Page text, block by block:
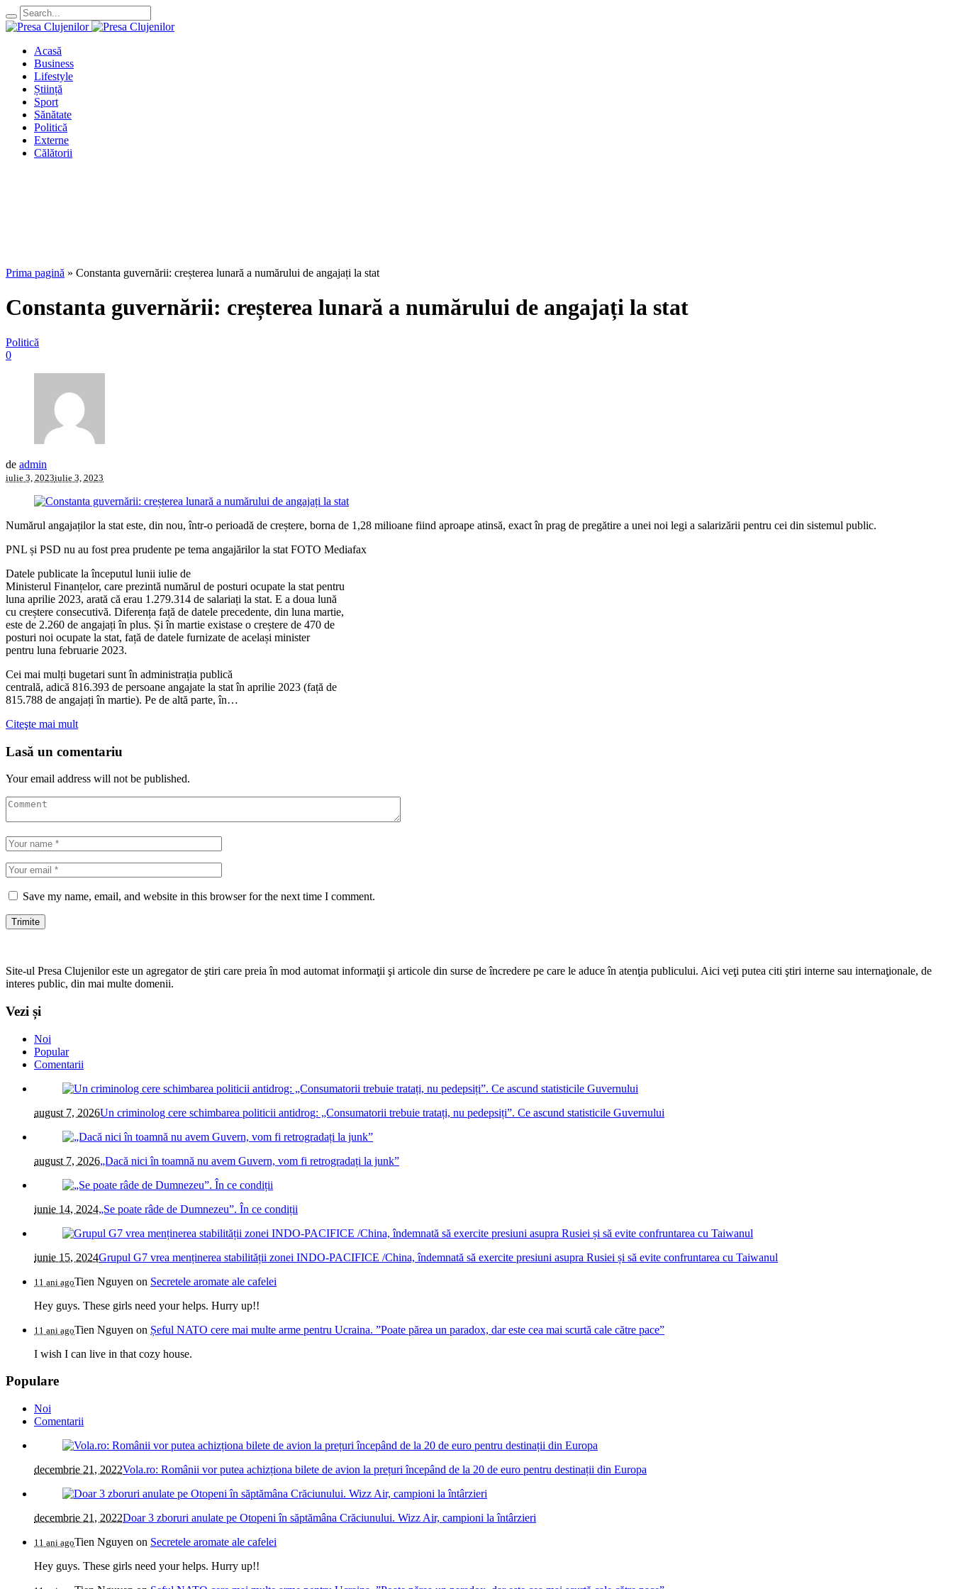
Acasă
Business
Lifestyle
Știință
Sport
Sănătate
Politică
Externe
Călătorii
Prima pagină » Constanta guvernării: creșterea lunară a numărului de angajați la stat
Constanta guvernării: creșterea lunară a numărului de angajați la stat
Politică
0
de admin
iulie 3, 2023iulie 3, 2023
Numărul angajaților la stat este, din nou, într-o perioadă de creștere, borna de 1,28 milioane fiind aproape atinsă, exact în prag de pregătire a unei noi legi a salarizării pentru cei din sistemul public.
PNL și PSD nu au fost prea prudente pe tema angajărilor la stat FOTO Mediafax
Datele publicate la începutul lunii iulie de
Ministerul Finanțelor, care prezintă numărul de posturi ocupate la stat pentru
luna aprilie 2023, arată că erau 1.279.314 de salariați la stat. E a doua lună
cu creștere consecutivă. Diferența față de datele precedente, din luna martie,
este de 2.260 de angajați în plus. Și în martie existase o creștere de 470 de
posturi noi ocupate la stat, față de datele furnizate de același minister
pentru luna februarie 2023.
Cei mai mulți bugetari sunt în administrația publică
centrală, adică 816.393 de persoane angajate la stat în aprilie 2023 (față de
815.788 de angajați în martie). Pe de altă parte, în…
Citeşte mai mult
Lasă un comentariu
Your email address will not be published.
Save my name, email, and website in this browser for the next time I comment.
Site-ul Presa Clujenilor este un agregator de ştiri care preia în mod automat informaţii şi articole din surse de încredere pe care le aduce în atenţia publicului. Aici veţi putea citi ştiri interne sau internaţionale, de
interes public, din mai multe domenii.
Vezi și
Noi
Popular
Comentarii
august 7, 2026Un criminolog cere schimbarea politicii antidrog: „Consumatorii trebuie tratați, nu pedepsiți”. Ce ascund statisticile Guvernului
august 7, 2026„Dacă nici în toamnă nu avem Guvern, vom fi retrogradați la junk”
iunie 14, 2024„Se poate râde de Dumnezeu”. În ce condiții
iunie 15, 2024Grupul G7 vrea menținerea stabilității zonei INDO-PACIFICE /China, îndemnată să exercite presiuni asupra Rusiei și să evite confruntarea cu Taiwanul
11 ani agoTien Nguyen on Secretele aromate ale cafelei
Hey guys. These girls need your helps. Hurry up!!
11 ani agoTien Nguyen on Șeful NATO cere mai multe arme pentru Ucraina. ”Poate părea un paradox, dar este cea mai scurtă cale către pace”
I wish I can live in that cozy house.
Populare
Noi
Comentarii
decembrie 21, 2022Vola.ro: Românii vor putea achizționa bilete de avion la prețuri începând de la 20 de euro pentru destinații din Europa
decembrie 21, 2022Doar 3 zboruri anulate pe Otopeni în săptămâna Crăciunului. Wizz Air, campioni la întârzieri
11 ani agoTien Nguyen on Secretele aromate ale cafelei
Hey guys. These girls need your helps. Hurry up!!